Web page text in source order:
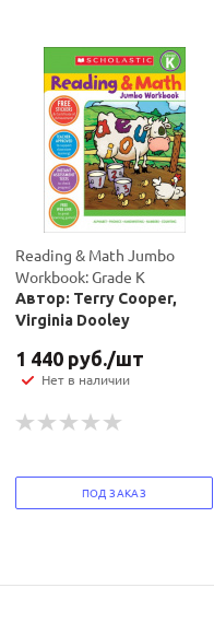
Reading & Math Jumbo
Workbook: Grade K
Автор: Terry Cooper,
Virginia Dooley
1 440 руб./шт
Нет в наличии
ПОД ЗАКАЗ